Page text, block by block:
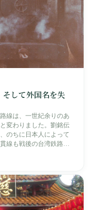
して外国名を失
線は、一世紀余りのあ
変わりました。劉銘伝
のちに日本人によって
線も戦後の台湾鉄路に
前の世代の記録を脚注
ロコの世代になって、
されたのです。